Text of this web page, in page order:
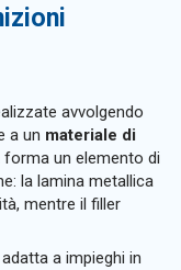
avvolgendo
a un materiale di
un elemento di
la lamina metallica
mentre il filler
a impieghi in